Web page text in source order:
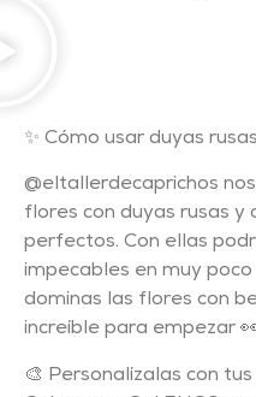
✨ Cómo usar duyas
@eltallerdecaprichos
flores con duyas rusas
perfectos. Con ellas
impecables en muy
dominas las flores con
increíble para empezar
🎨 Personalízalas con